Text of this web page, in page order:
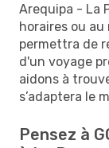
Arequipa - La
horaires ou
permettra de
d'un voyage
aidons à
s’adaptera le
Pensez à